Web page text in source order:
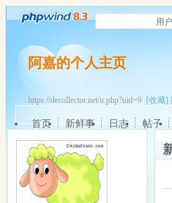
用户
阿嘉的个人主页
https://decollector.net/u.php?uid=9 [收藏]
首页 新鲜事 日志 帖子